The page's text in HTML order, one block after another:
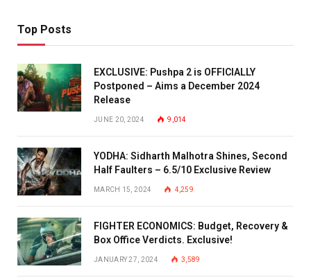
Top Posts
EXCLUSIVE: Pushpa 2 is OFFICIALLY
Postponed – Aims a December 2024
Release
JUNE 20, 2024 9,014
YODHA: Sidharth Malhotra Shines, Second
Half Faulters – 6.5/10 Exclusive Review
MARCH 15, 2024 4,259
FIGHTER ECONOMICS: Budget, Recovery &
Box Office Verdicts. Exclusive!
JANUARY 27, 2024 3,589